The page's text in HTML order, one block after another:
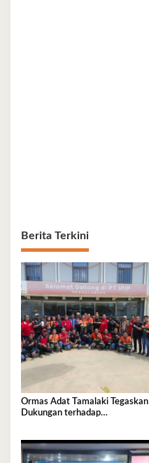
Berita Terkini
Ormas Adat Tamalaki Tegaskan
Dukungan terhadap